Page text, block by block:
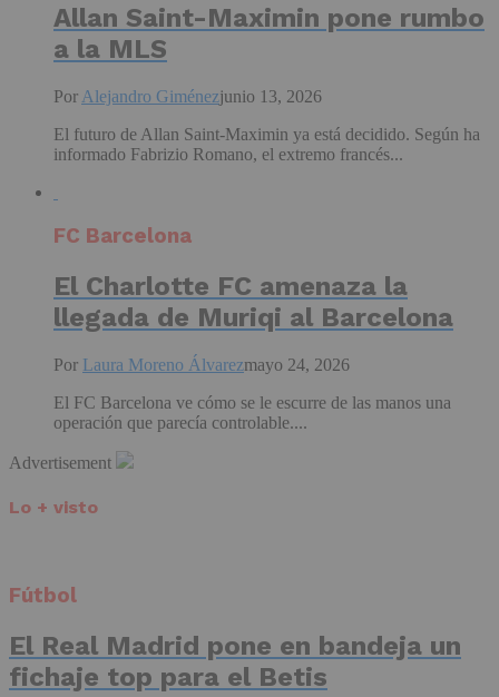
Allan Saint-Maximin pone rumbo
a la MLS
Por Alejandro Giménezjunio 13, 2026
El futuro de Allan Saint-Maximin ya está decidido. Según ha
informado Fabrizio Romano, el extremo francés...
FC Barcelona
El Charlotte FC amenaza la
llegada de Muriqi al Barcelona
Por Laura Moreno Álvarezmayo 24, 2026
El FC Barcelona ve cómo se le escurre de las manos una
operación que parecía controlable....
Advertisement
Lo + visto
Fútbol
El Real Madrid pone en bandeja un
fichaje top para el Betis